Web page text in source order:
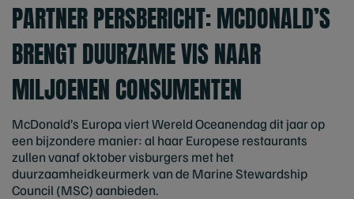
PARTNER PERSBERICHT: MCDONALD’S
BRENGT DUURZAME VIS NAAR
MILJOENEN CONSUMENTEN
McDonald’s Europa viert Wereld Oceanendag dit jaar op
een bijzondere manier: al haar Europese restaurants
zullen vanaf oktober visburgers met het
duurzaamheidkeurmerk van de Marine Stewardship
Council (MSC) aanbieden.